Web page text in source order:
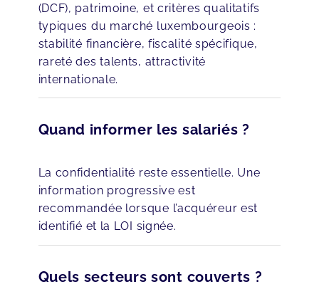
(DCF), patrimoine, et critères qualitatifs
typiques du marché luxembourgeois :
stabilité financière, fiscalité spécifique,
rareté des talents, attractivité
internationale.
Quand informer les salariés ?
La confidentialité reste essentielle. Une
information progressive est
recommandée lorsque l’acquéreur est
identifié et la LOI signée.
Quels secteurs sont couverts ?